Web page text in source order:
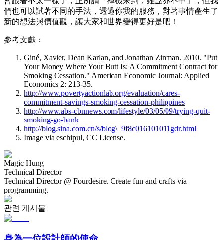
們也可以試著不同的手法，透過你我的服務，對著事情產生了
新的想法與價值觀，讓大家和世界變得更好是吧！
參考文獻：
Giné, Xavier, Dean Karlan, and Jonathan Zinman. 2010. "Put
Your Money Where Your Butt Is: A Commitment Contract for
Smoking Cessation." American Economic Journal: Applied
Economics 2: 213-35.
http://www.povertyactionlab.org/evaluation/cares-
commitment-savings-smoking-cessation-philippines
http://www.abs-cbnnews.com/lifestyle/03/05/09/trying-quit-
smoking-go-bank
http://blog.sina.com.cn/s/blog\_9f8c016101011gdr.html
Image via eschipul, CC License.
Magic Hung
Technical Director
Technical Director @ Fourdesire. Create fun and crafts via
programming.
관련 게시물